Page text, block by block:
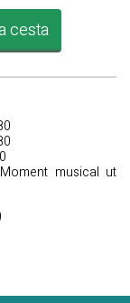
cesta
musical ut